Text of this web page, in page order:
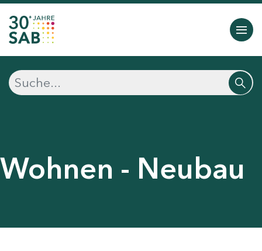
Wohnen - Neubau